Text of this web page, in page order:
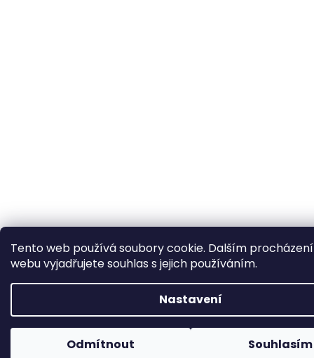
Tento web používá soubory cookie. Dalším
webu vyjadřujete souhlas s jejich používáním.
Nastavení
Odmítnout Souhlasím